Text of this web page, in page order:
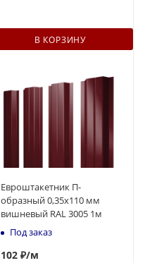
В КОРЗИНУ
Евроштакетник П-
образный 0,35x110 мм
вишневый RAL 3005 1м
Под заказ
102 ₽/м